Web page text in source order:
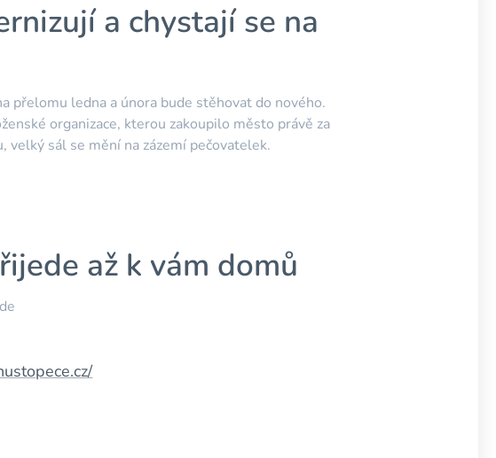
a chystají se na
přelomu ledna a února bude stěhovat do nového.
organizace, kterou zakoupilo město právě za
sál se mění na zázemí pečovatelek.
až k vám domů